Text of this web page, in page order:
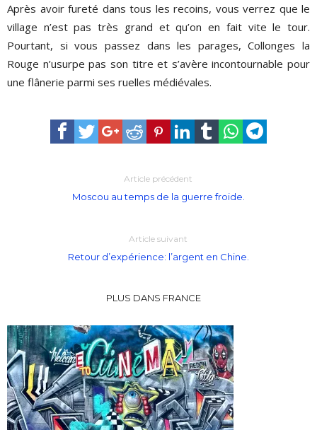
Après avoir fureté dans tous les recoins, vous verrez que le
village n’est pas très grand et qu’on en fait vite le tour.
Pourtant, si vous passez dans les parages, Collonges la
Rouge n’usurpe pas son titre et s’avère incontournable pour
une flânerie parmi ses ruelles médiévales.
Article précédent
Moscou au temps de la guerre froide.
Article suivant
Retour d’expérience: l’argent en Chine.
PLUS DANS FRANCE